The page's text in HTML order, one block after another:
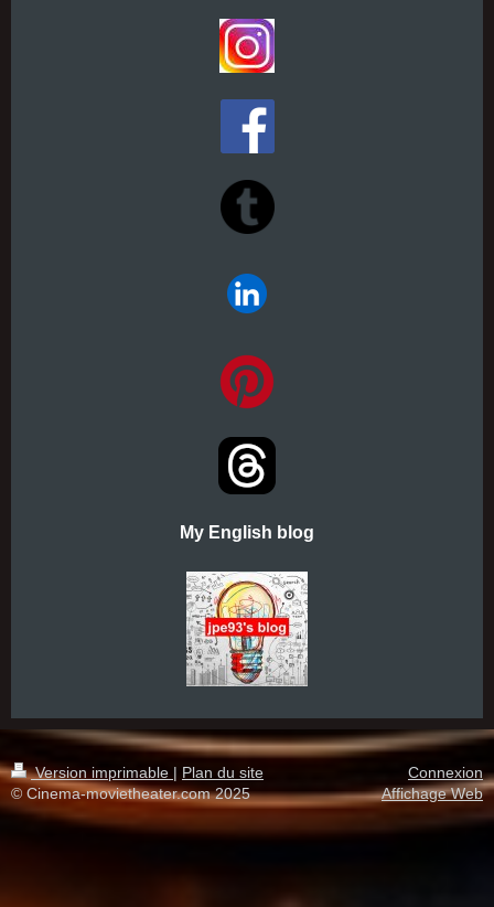
My English blog
Version imprimable | Plan du site
© Cinema-movietheater.com 2025
Connexion
Affichage Web